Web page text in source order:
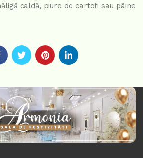
caldă, piure de cartofi sau pâine